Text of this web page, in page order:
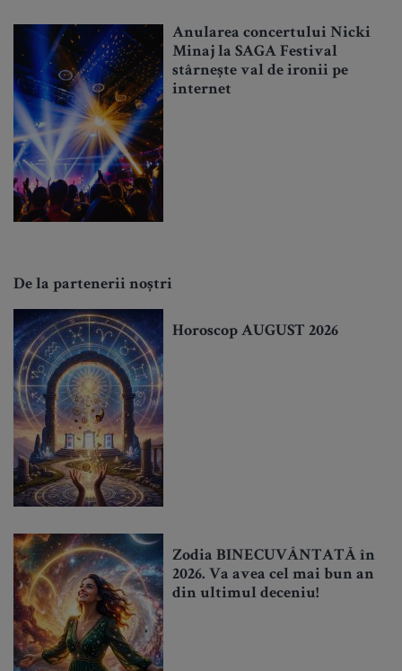
Anularea concertului Nicki
Minaj la SAGA Festival
stârnește val de ironii pe
internet
De la partenerii noștri
Horoscop AUGUST 2026
Zodia BINECUVÂNTATĂ în
2026. Va avea cel mai bun an
din ultimul deceniu!